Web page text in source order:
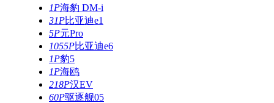
1P海豹 DM-i
31P比亚迪e1
5P元Pro
1055P比亚迪e6
1P豹5
1P海鸥
218P汉EV
60P驱逐舰05